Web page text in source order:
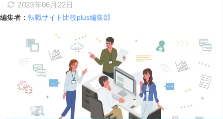
2023年06月22日
編集者： 転職サイト比較plus編集部